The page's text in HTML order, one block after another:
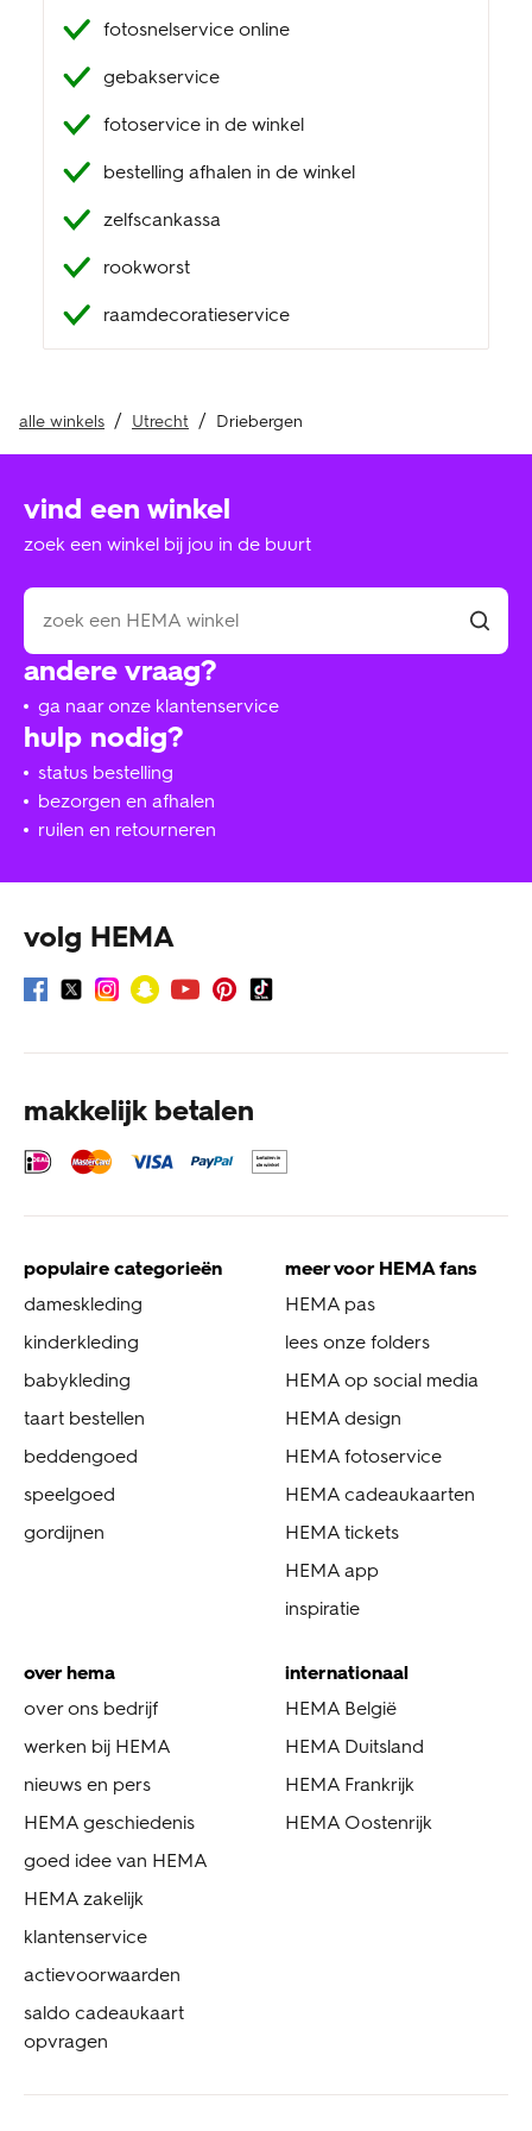
klantenservice
fotosnelservice online
gebakservice
fotoservice in de winkel
bestelling afhalen in de winkel
zelfscankassa
rookworst
raamdecoratieservice
alle winkels Utrecht Driebergen
hulp nodig?
status bestelling
bezorgen en afhalen
ruilen en retourneren
andere vraag?
ga naar onze klantenservice
vind een winkel
zoek een winkel bij jou in de buurt
volg HEMA
makkelijk betalen
populaire categorieën
dameskleding
kinderkleding
babykleding
taart bestellen
beddengoed
speelgoed
gordijnen
meer voor HEMA fans
HEMA pas
lees onze folders
HEMA op social media
HEMA design
HEMA fotoservice
HEMA cadeaukaarten
HEMA tickets
HEMA app
inspiratie
over hema
over ons bedrijf
werken bij HEMA
nieuws en pers
HEMA geschiedenis
goed idee van HEMA
HEMA zakelijk
klantenservice
actievoorwaarden
saldo cadeaukaart
opvragen
internationaal
HEMA België
HEMA Duitsland
HEMA Frankrijk
HEMA Oostenrijk